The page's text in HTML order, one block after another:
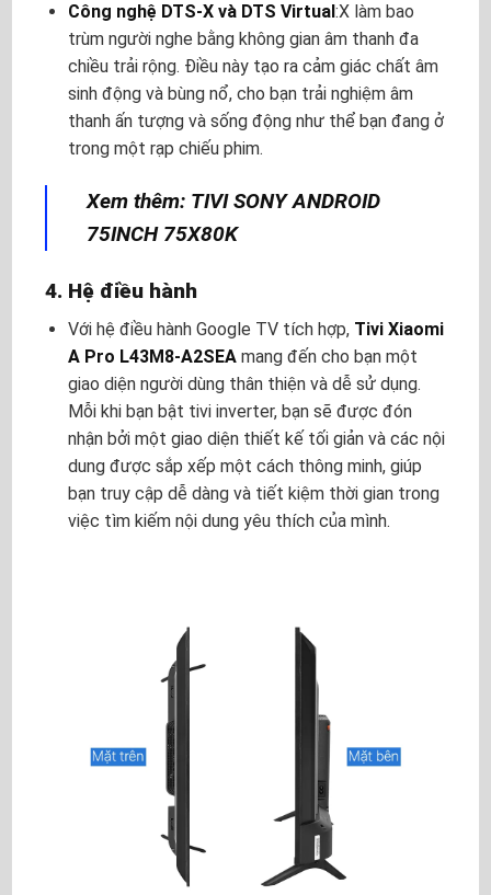
Công nghệ DTS-X và DTS Virtual :X làm bao
trùm người nghe bằng không gian âm thanh đa
chiều trải rộng. Điều này tạo ra cảm giác chất âm
sinh động và bùng nổ, cho bạn trải nghiệm âm
thanh ấn tượng và sống động như thể bạn đang ở
trong một rạp chiếu phim.
Xem thêm: TIVI SONY ANDROID
75INCH 75X80K
4. Hệ điều hành
Với hệ điều hành Google TV tích hợp, Tivi Xiaomi
A Pro L43M8-A2SEAmang đến cho bạn một
giao diện người dùng thân thiện và dễ sử dụng.
Mỗi khi bạn bật tivi inverter, bạn sẽ được đón
nhận bởi một giao diện thiết kế tối giản và các nội
dung được sắp xếp một cách thông minh, giúp
bạn truy cập dễ dàng và tiết kiệm thời gian trong
việc tìm kiếm nội dung yêu thích của mình.